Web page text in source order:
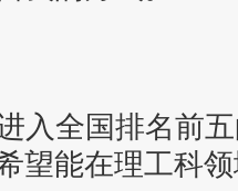
入全国排名前
望能在理工科